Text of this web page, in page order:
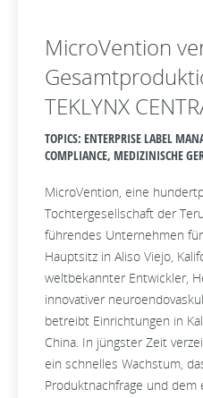
MicroVention
TEKLYNX
TOPICS: ENTERPRISE LABEL
COMPLIANCE, MEDIZINISCHE
MicroVention, eine
Tochtergesellschaft der
führendes Unternehmen für
Hauptsitz in Aliso Viejo,
weltbekannter Entwickler,
innovativer
betreibt Einrichtungen in
China. In jüngster Zeit
ein schnelles Wachstum,
Produktnachfrage und